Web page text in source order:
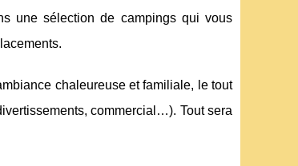
une sélection de campings qui vous
chaleureuse et familiale, le tout
commercial…). Tout sera